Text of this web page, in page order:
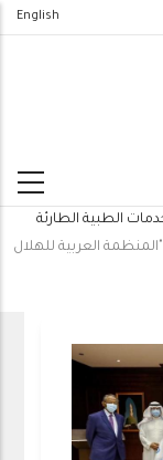
English
الطبية الطارئة
العربية للهلال